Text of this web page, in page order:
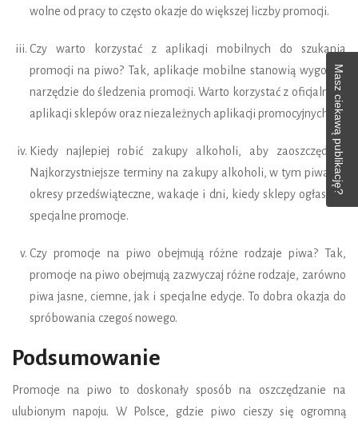
wolne od pracy to często okazje do większej liczby promocji.
Czy warto korzystać z aplikacji mobilnych do szukania
promocji na piwo? Tak, aplikacje mobilne stanowią wygodne
narzędzie do śledzenia promocji. Warto korzystać z oficjalnych
aplikacji sklepów oraz niezależnych aplikacji promocyjnych.
Kiedy najlepiej robić zakupy alkoholi, aby zaoszczędzić?
Najkorzystniejsze terminy na zakupy alkoholi, w tym piwa, to
okresy przedświąteczne, wakacje i dni, kiedy sklepy ogłaszają
specjalne promocje.
Czy promocje na piwo obejmują różne rodzaje piwa? Tak,
promocje na piwo obejmują zazwyczaj różne rodzaje, zarówno
piwa jasne, ciemne, jak i specjalne edycje. To dobra okazja do
spróbowania czegoś nowego.
Podsumowanie
Promocje na piwo to doskonały sposób na oszczędzanie na
ulubionym napoju. W Polsce, gdzie piwo cieszy się ogromną
Masz ciekawą publikację?